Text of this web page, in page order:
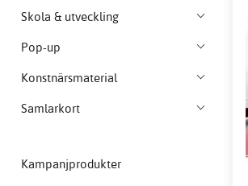
Skola & utveckling
Pop-up
Konstnärsmaterial
Samlarkort
Kampanjprodukter